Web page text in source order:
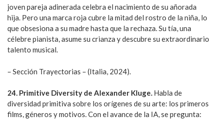
joven pareja adinerada celebra el nacimiento de su añorada
hija. Pero una marca roja cubre la mitad del rostro de la niña, lo
que obsesiona a su madre hasta que la rechaza. Su tía, una
célebre pianista, asume su crianza y descubre su extraordinario
talento musical.
– Sección Trayectorias – (Italia, 2024).
24. Primitive Diversity de Alexander Kluge. Habla de
diversidad primitiva sobre los orígenes de su arte: los primeros
films, géneros y motivos. Con el avance de la IA, se pregunta: